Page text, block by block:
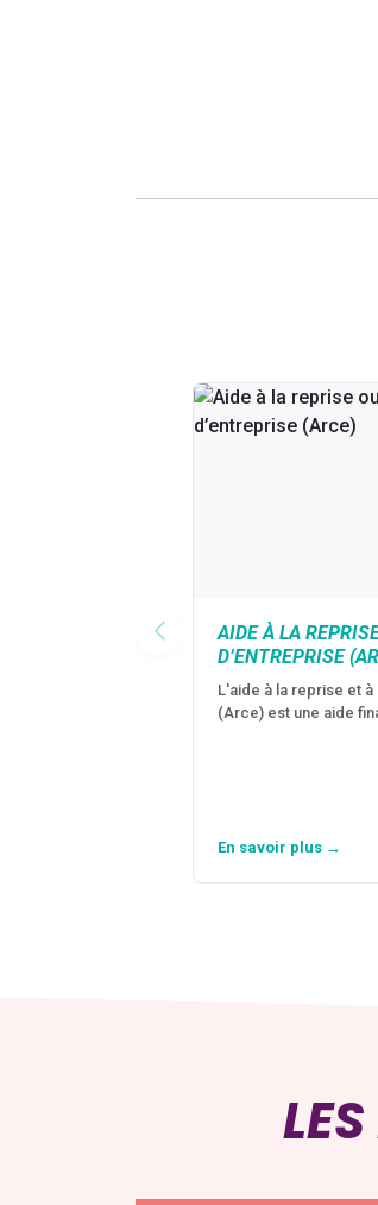
AIDE À LA
D’ENTREPRISE
L'aide à la reprise et
(Arce) est une aide
En savoir plus →